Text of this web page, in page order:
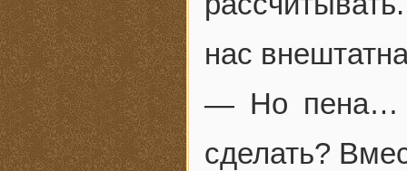
нас
— Но пена…
сделать?